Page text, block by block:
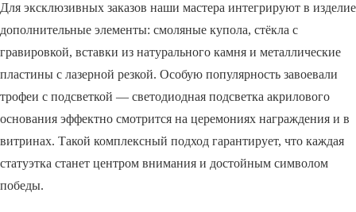
Для эксклюзивных заказов наши мастера интегрируют в изделие
дополнительные элементы: смоляные купола, стёкла с
гравировкой, вставки из натурального камня и металлические
пластины с лазерной резкой. Особую популярность завоевали
трофеи с подсветкой — светодиодная подсветка акрилового
основания эффектно смотрится на церемониях награждения и в
витринах. Такой комплексный подход гарантирует, что каждая
статуэтка станет центром внимания и достойным символом
победы.